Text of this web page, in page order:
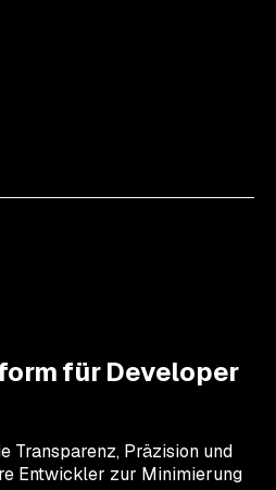
für Developer
Transparenz, Präzision und
Entwickler zur Minimierung